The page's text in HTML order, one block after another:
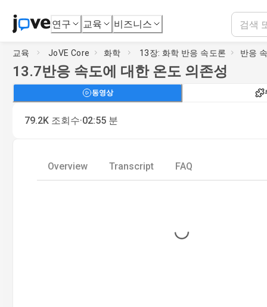
연구 교육 비즈니스
교육 JoVE Core 화학 13장: 화학 반응 속도론 반응
13.7반응 속도에 대한 온도 의존성
동영상
79.2K 조회수·02:55 분
Overview Transcript FAQ
Loading...